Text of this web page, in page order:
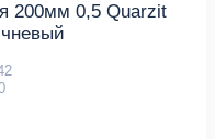
200мм 0,5 Quarzit